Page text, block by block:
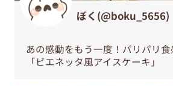
ぼく(@boku_5656)
あの感動をもう一度！パリパリ
「ビエネッタ風アイスケーキ」